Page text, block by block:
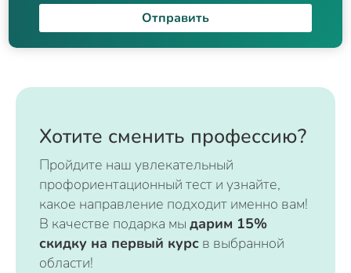
Отправить
Хотите сменить профессию?
Пройдите наш увлекательный
профориентационный тест и узнайте,
какое направление подходит именно вам!
В качестве подарка мы дарим 15%
скидку на первый курс в выбранной
области!